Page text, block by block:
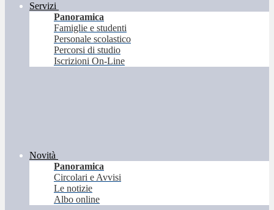
Servizi
Panoramica
Famiglie e studenti
Personale scolastico
Percorsi di studio
Iscrizioni On-Line
Novità
Panoramica
Circolari e Avvisi
Le notizie
Albo online